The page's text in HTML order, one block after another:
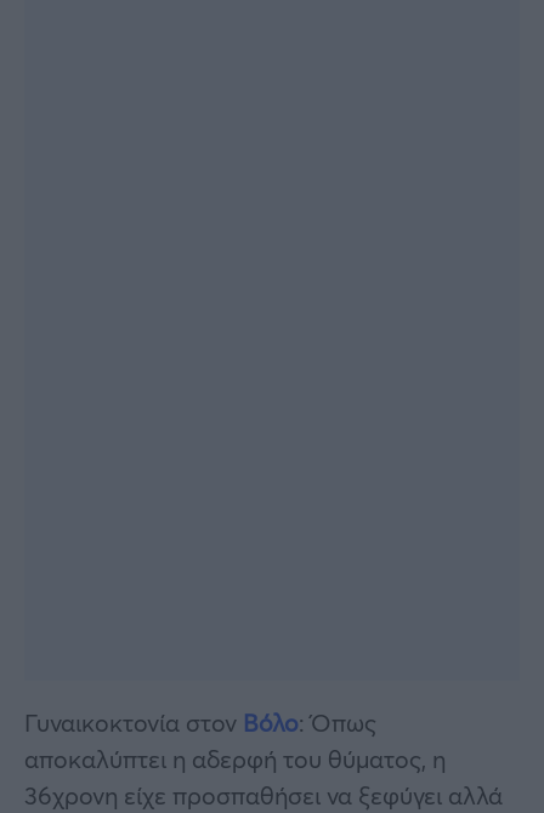
Γυναικοκτονία στον Βόλο: Όπως
αποκαλύπτει η αδερφή του θύματος, η
36χρονη είχε προσπαθήσει να ξεφύγει αλλά